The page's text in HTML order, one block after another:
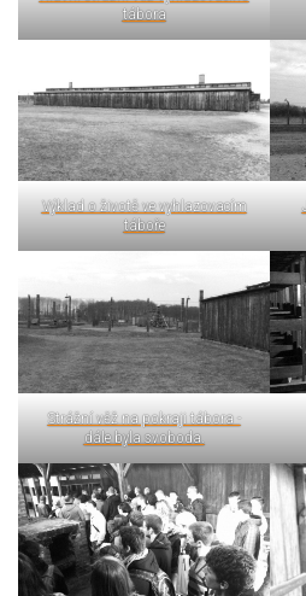
tábora
Výklad o životě ve vyhlazovacím
táboře
Strážní věž na pokraji tábora -
dále byla svoboda.